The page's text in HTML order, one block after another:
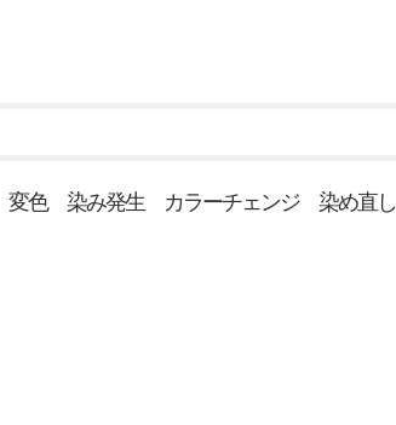
変色 染み発生 カラーチェンジ 染め直し